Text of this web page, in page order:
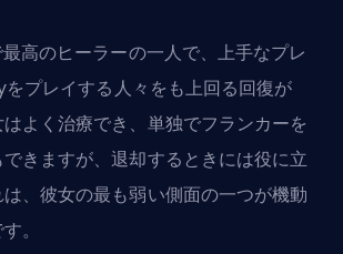
高のヒーラーの一人で、上手なプレ
プレイする人々をも上回る回復が
よく治療でき、単独でフランカーを
きますが、退却するときには役に立
、彼女の最も弱い側面の一つが機動
。